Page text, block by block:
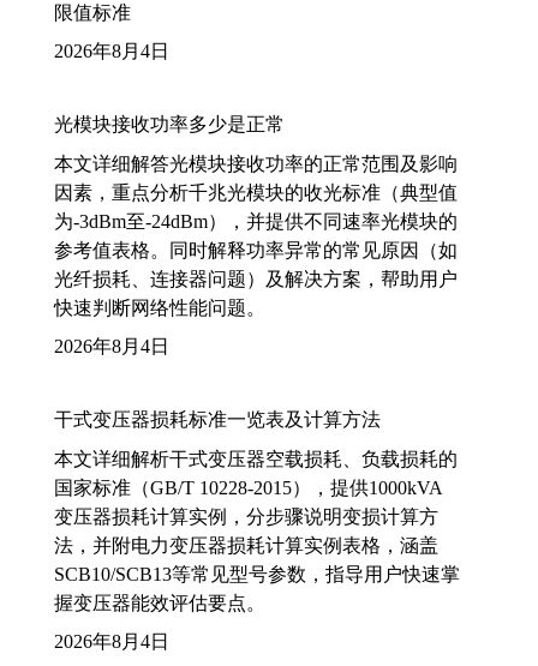
限值标准
2026年8月4日
光模块接收功率多少是正常
本文详细解答光模块接收功率的正常范围及影响
因素，重点分析千兆光模块的收光标准（典型值
为-3dBm至-24dBm），并提供不同速率光模块的
参考值表格。同时解释功率异常的常见原因（如
光纤损耗、连接器问题）及解决方案，帮助用户
快速判断网络性能问题。
2026年8月4日
干式变压器损耗标准一览表及计算方法
本文详细解析干式变压器空载损耗、负载损耗的
国家标准（GB/T 10228-2015），提供1000kVA
变压器损耗计算实例，分步骤说明变损计算方
法，并附电力变压器损耗计算实例表格，涵盖
SCB10/SCB13等常见型号参数，指导用户快速掌
握变压器能效评估要点。
2026年8月4日